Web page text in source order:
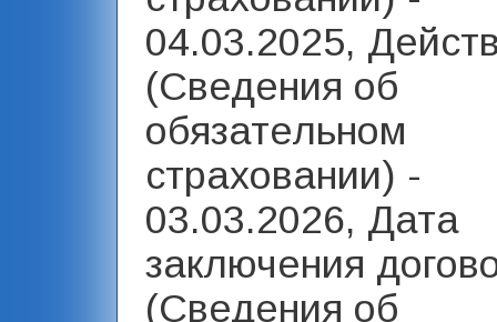
04.03.2025,
(Сведения об
обязательном
страховании) -
03.03.2026, Дата
заключения
(Сведения об